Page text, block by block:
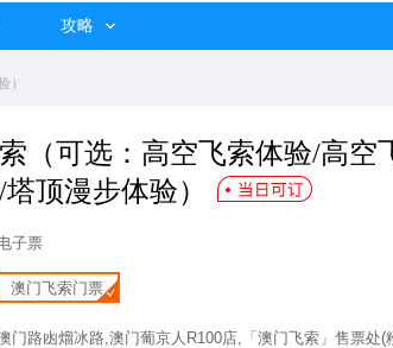
攻略
）
（可选：高空飞索体验/高空
顶漫步体验）
cits**，9分钟前
前成功预订该产
子票
澳门飞索门票
门路凼熘冰路,澳门葡京人R100店,「澳门飞索」售票处(